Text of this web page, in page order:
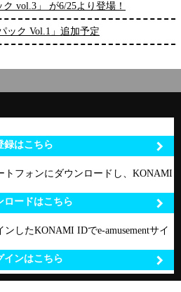
vol.3」 が6/25より登場！
ック Vol.1」追加予定
録はこちら
トフォンにダウンロードし、KONAMI
ロードはこちら
ンしたKONAMI IDでe-amusementサイ
インはこちら